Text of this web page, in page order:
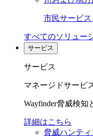
市民サービ
すべてのソリュー
サービス
サービス
マネージドサービ
Wayfinder脅威検知
詳細はこちら
脅威ハンテ